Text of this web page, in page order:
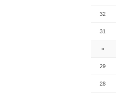
32
31
»
29
28